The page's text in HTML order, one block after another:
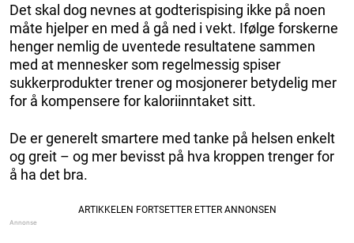
Det skal dog nevnes at godterispising ikke på noen
måte hjelper en med å gå ned i vekt. Ifølge forskerne
henger nemlig de uventede resultatene sammen
med at mennesker som regelmessig spiser
sukkerprodukter trener og mosjonerer betydelig mer
for å kompensere for kaloriinntaket sitt.
De er generelt smartere med tanke på helsen enkelt
og greit – og mer bevisst på hva kroppen trenger for
å ha det bra.